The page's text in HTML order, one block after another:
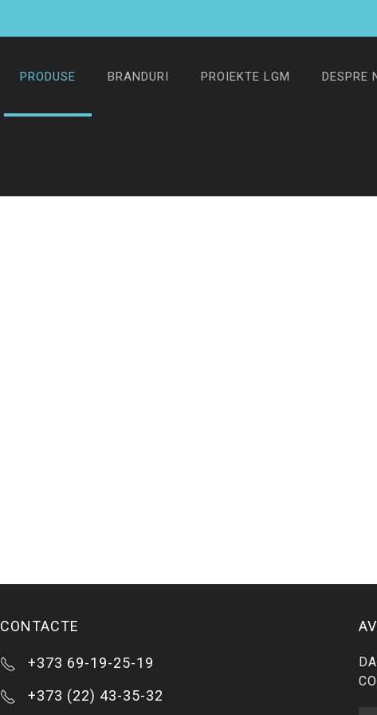
PRODUSE BRANDURI PROIEKTE LGM DESPRE
CONTACTE
+373 69-19-25-19
+373 (22) 43-35-32